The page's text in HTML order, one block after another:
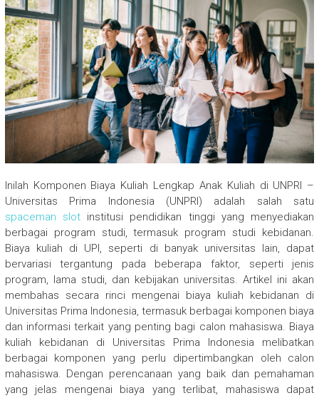
Inilah Komponen Biaya Kuliah Lengkap Anak Kuliah di UNPRI –
Universitas Prima Indonesia (UNPRI) adalah salah satu
spaceman slotinstitusi pendidikan tinggi yang menyediakan
berbagai program studi, termasuk program studi kebidanan.
Biaya kuliah di UPI, seperti di banyak universitas lain, dapat
bervariasi tergantung pada beberapa faktor, seperti jenis
program, lama studi, dan kebijakan universitas. Artikel ini akan
membahas secara rinci mengenai biaya kuliah kebidanan di
Universitas Prima Indonesia, termasuk berbagai komponen biaya
dan informasi terkait yang penting bagi calon mahasiswa. Biaya
kuliah kebidanan di Universitas Prima Indonesia melibatkan
berbagai komponen yang perlu dipertimbangkan oleh calon
mahasiswa. Dengan perencanaan yang baik dan pemahaman
yang jelas mengenai biaya yang terlibat, mahasiswa dapat